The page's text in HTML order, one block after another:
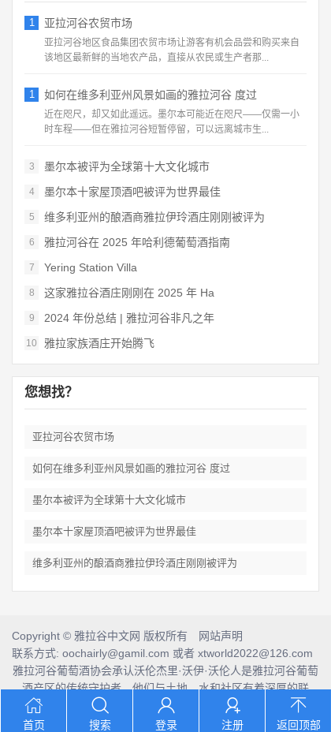
1 亚拉河谷农贸市场
亚拉河谷地区食品集团农贸市场让游客有机会品尝和购买来自
该地区最新鲜的当地农产品，直接从农民或生产者那...
1 如何在维多利亚州风景如画的雅拉河谷 度过
近在咫尺，却又如此遥远。墨尔本可能近在咫尺——仅需一小
时车程——但在雅拉河谷短暂停留，可以远离城市生...
3 墨尔本被评为全球第十大文化城市
4 墨尔本十家屋顶酒吧被评为世界最佳
5 维多利亚州的酿酒商雅拉伊玲酒庄刚刚被评为
6 雅拉河谷在 2025 年哈利德葡萄酒指南
7 Yering Station Villa
8 这家雅拉谷酒庄刚刚在 2025 年 Ha
9 2024 年份总结 | 雅拉河谷非凡之年
10 雅拉家族酒庄开始腾飞
您想找？
亚拉河谷农贸市场
如何在维多利亚州风景如画的雅拉河谷 度过
墨尔本被评为全球第十大文化城市
墨尔本十家屋顶酒吧被评为世界最佳
维多利亚州的酿酒商雅拉伊玲酒庄刚刚被评为
Copyright © 雅拉谷中文网 版权所有 网站声明
联系方式: oochairly@gamil.com 或者 xtworld2022@126.com
雅拉河谷葡萄酒协会承认沃伦杰里·沃伊·沃伦人是雅拉河谷葡萄
酒产区的传统守护者，他们与土地、水和社区有着深厚的联
系。
我们向他们的前辈和当代长者致敬，并将这份敬意延伸到当今
首页 搜索 登录 注册 返回顶部